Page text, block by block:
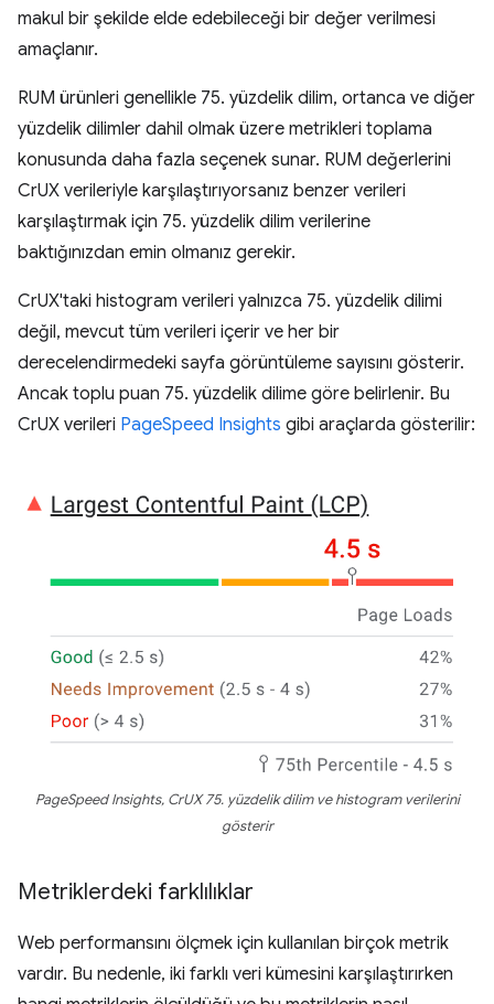
makul bir şekilde elde edebileceği bir değer verilmesi
amaçlanır.
RUM ürünleri genellikle 75. yüzdelik dilim, ortanca ve diğer
yüzdelik dilimler dahil olmak üzere metrikleri toplama
konusunda daha fazla seçenek sunar. RUM değerlerini
CrUX verileriyle karşılaştırıyorsanız benzer verileri
karşılaştırmak için 75. yüzdelik dilim verilerine
baktığınızdan emin olmanız gerekir.
CrUX'taki histogram verileri yalnızca 75. yüzdelik dilimi
değil, mevcut tüm verileri içerir ve her bir
derecelendirmedeki sayfa görüntüleme sayısını gösterir.
Ancak toplu puan 75. yüzdelik dilime göre belirlenir. Bu
CrUX verileri PageSpeed Insights gibi araçlarda gösterilir:
PageSpeed Insights, CrUX 75. yüzdelik dilim ve histogram verilerini
gösterir
Metriklerdeki farklılıklar
Web performansını ölçmek için kullanılan birçok metrik
vardır. Bu nedenle, iki farklı veri kümesini karşılaştırırken